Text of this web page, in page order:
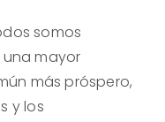
somos
mayor
más próspero,
y los